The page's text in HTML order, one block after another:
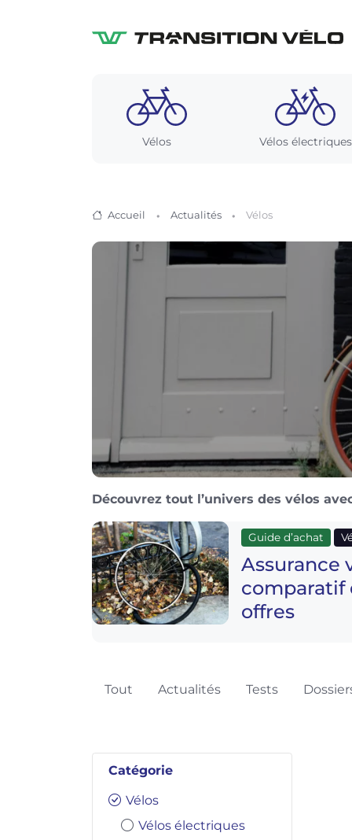
Vélos Vélos électriques
Accueil Actualités Vélos
Découvrez tout l’univers des vélos
Guide d’achat
Assurance
comparatif
offres
Tout Actualités Tests
Catégorie
Vélos
Vélos électriques